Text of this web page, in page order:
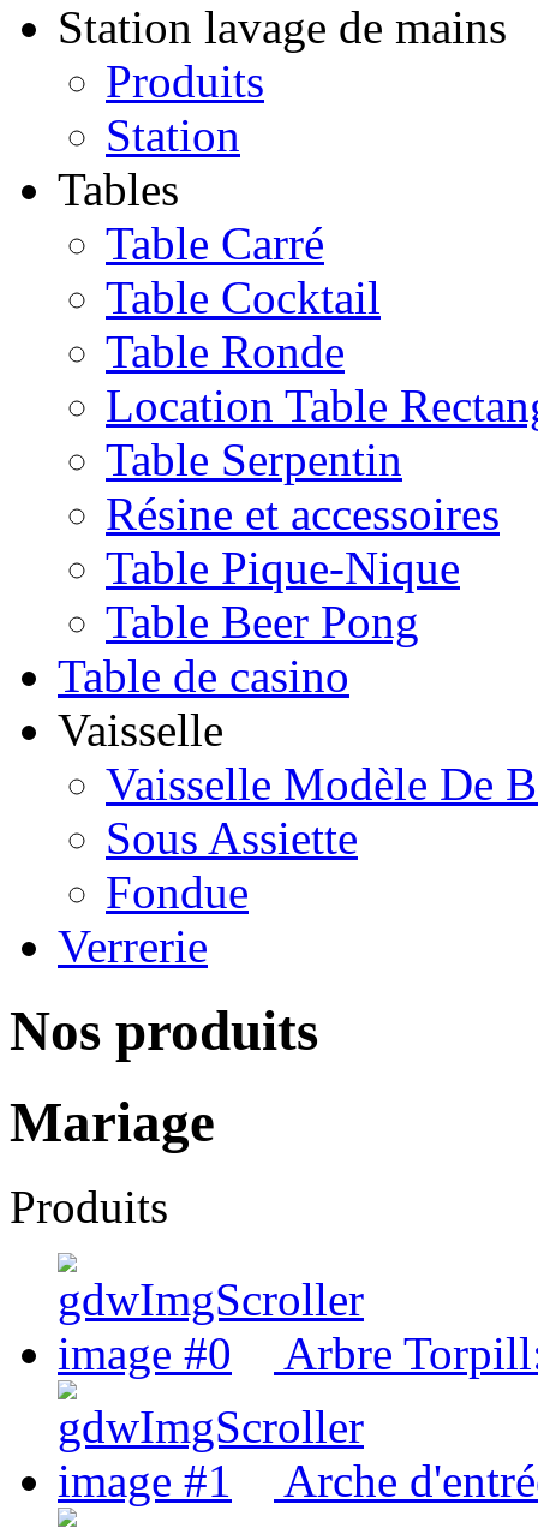
Station lavage de mains
Produits
Station
Tables
Table Carré
Table Cocktail
Table Ronde
Location Table
Table Serpentin
Résine et accessoires
Table Pique-Nique
Table Beer Pong
Table de casino
Vaisselle
Vaisselle Modèle De
Sous Assiette
Fondue
Verrerie
Nos produits
Mariage
Produits
Arbre
Arche